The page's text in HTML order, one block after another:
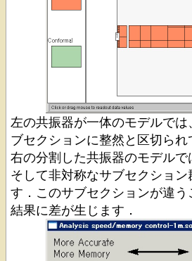
左の共振器が一体のモデルで
ブセクションに整然と区切ら
右の分割した共振器のモデルで
そして非対称なサブセクション
す．このサブセクションが違
結果に差が生じます．